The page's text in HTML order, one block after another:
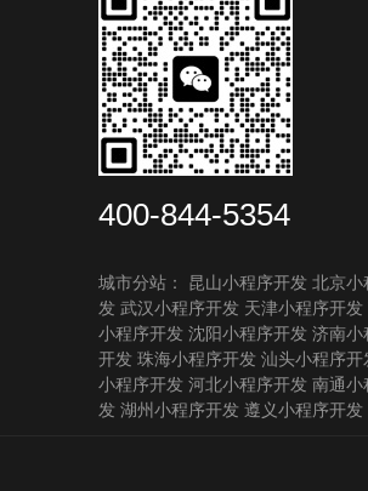
400-844-5354
城市分站： 昆山小程序开发 北京小
发 武汉小程序开发 天津小程序开发
小程序开发 沈阳小程序开发 济南小
开发 珠海小程序开发 汕头小程序开
小程序开发 河北小程序开发 南通小
发 湖州小程序开发 遵义小程序开发